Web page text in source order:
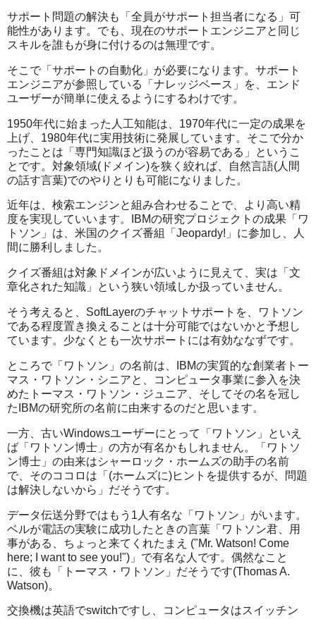
サポート問題の解決も「全員がサポート担当者になる」可
能性があります。でも、現在のサポートエンジニアと同じ
スキルを誰もが身に付けるのは無理です。
そこで「サポートの自動化」が必要になります。サポート
エンジニアが参照している「ナレッジベース」を、エンド
ユーザーが簡単に使えるようにするわけです。
1950年代に始まった人工知能は、1970年代に一定の成果を
上げ、1980年代に実用技術に発展しています。そこで分か
ったことは「専門知識ほど扱うのが容易である」というこ
とです。対象領域(ドメイン)を狭く絞れば、自然言語(人間
の話す言葉)でのやりとりも可能になりました。
近年は、検索エンジンと組み合わせることで、より高い精
度を実現していいます。IBMの研究プロジェクトの成果「ワ
トソン」は、米国のクイズ番組「Jeopardy!」に参加し、人
間に勝利しました。
クイズ番組は対象ドメインが広いように見えて、実は「文
章化された知識」という狭い領域しか扱っていません。
そう考えると、SoftLayerのチャットサポートを、ワトソン
である程度置き換えることは十分可能ではないかと予想し
ています。少なくとも一次サポートには有効ななずです。
ところで「ワトソン」の名前は、IBMの実質的な創業者トー
マス・ワトソン・シニアと、コンピュータ事業に参入を決
めたトーマス・ワトソン・ジュニア、そしてその名を冠し
たIBMの研究所の名前に由来するのだと思います。
一方、古いWindowsユーザーにとって「ワトソン」といえ
ば「ワトソン博士」の方が有名かもしれません。「ワトソ
ン博士」の由来はシャーロック・ホームズの助手の名前
で、そのココロは「(ホームズに)ヒントを提供するが、問題
は解決しないから」だそうです。
データ伝送分野ではもう1人有名な「ワトソン」がいます。
ベルが電話の実験に成功したときの言葉「ワトソン君、用
事がある、ちょっと来てくれたまえ ("Mr. Watson! Come
here; I want to see you!")」で有名な人です。偶然なこと
に、彼も「トーマス・ワトソン」だそうです(Thomas A.
Watson)。
交換機は英語でswitchですし、コンピュータはスイッチン